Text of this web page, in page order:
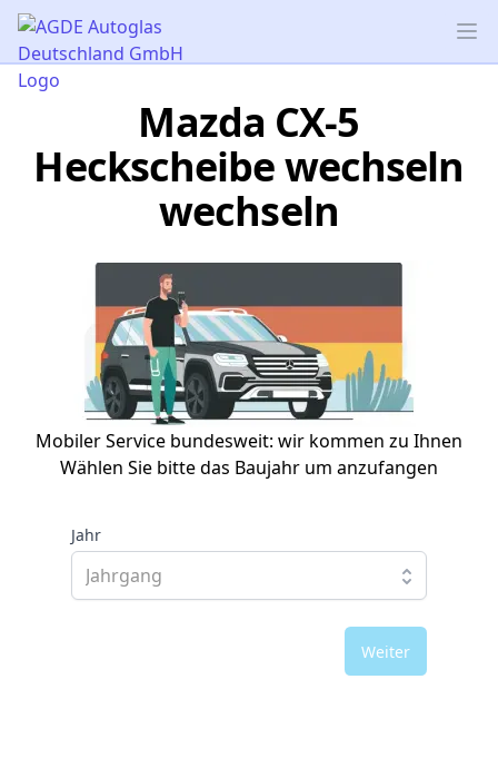
AGDE Autoglas Deutschland GmbH
Mazda CX-5
Heckscheibe wechseln
wechseln
Mobiler Service bundesweit: wir kommen zu Ihnen
Wählen Sie bitte das Baujahr um anzufangen
Jahr
Weiter